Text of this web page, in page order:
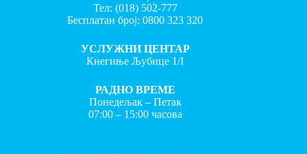
Тел: (018) 502-777
Бесплатан број:0800 323 320
УСЛУЖНИ ЦЕНТАР
Кнегиње Љубице 1/I
РАДНО ВРЕМЕ
Понедељак – Петак
07:00 – 15:00 часова